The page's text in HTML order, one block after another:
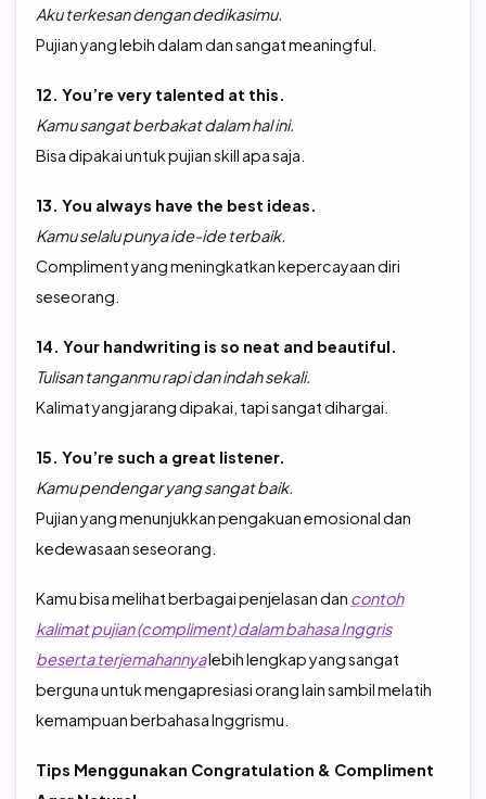
Aku terkesan dengan dedikasimu.
Pujian yang lebih dalam dan sangat meaningful.
12. You’re very talented at this.
Kamu sangat berbakat dalam hal ini.
Bisa dipakai untuk pujian skill apa saja.
13. You always have the best ideas.
Kamu selalu punya ide-ide terbaik.
Compliment yang meningkatkan kepercayaan diri
seseorang.
14. Your handwriting is so neat and beautiful.
Tulisan tanganmu rapi dan indah sekali.
Kalimat yang jarang dipakai, tapi sangat dihargai.
15. You’re such a great listener.
Kamu pendengar yang sangat baik.
Pujian yang menunjukkan pengakuan emosional dan
kedewasaan seseorang.
Kamu bisa melihat berbagai penjelasan dan contoh
kalimat pujian (compliment) dalam bahasa Inggris
beserta terjemahannyalebih lengkap yang sangat
berguna untuk mengapresiasi orang lain sambil melatih
kemampuan berbahasa Inggrismu.
Tips Menggunakan Congratulation & Compliment